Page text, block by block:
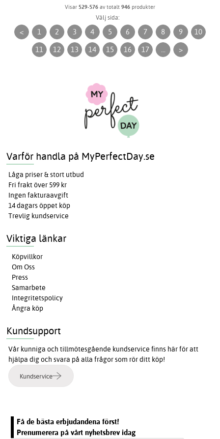
Visar 529-576 av totalt 946 produkter
Välj sida:
< 1 2 3 4 5 6 7 8 9
10
11
12 13 14 15 16 17 ... >
Varför handla på MyPerfectDay.se
Låga priser & stort utbud
Fri frakt över 599 kr
Ingen fakturaavgift
14 dagars öppet köp
Trevlig kundservice
Viktiga länkar
Köpvillkor
Om Oss
Press
Samarbete
Integritetspolicy
Ångra köp
Kundsupport
Vår kunniga och tillmötesgående kundservice finns här för att
hjälpa dig och svara på alla frågor som rör ditt köp!
Kundservice
Få de bästa erbjudandena först!
Prenumerera på vårt nyhetsbrev idag